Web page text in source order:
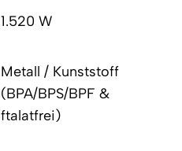
1.520 W
Metall / Kunststoff
(BPA/BPS/BPF &
ftalatfrei)